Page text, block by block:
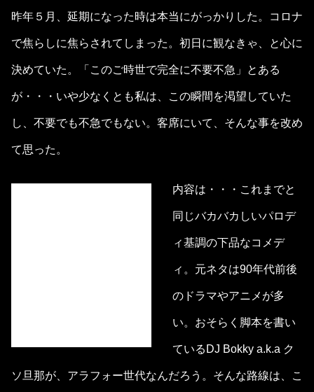
昨年５月、延期になった時は本当にがっかりした。コロナ
で焦らしに焦らされてしまった。初日に観なきゃ、と心に
決めていた。「このご時世で完全に不要不急」とある
が・・・いや少なくとも私は、この瞬間を渇望していた
し、不要でも不急でもない。客席にいて、そんな事を改め
て思った。
内容は・・・これまでと
同じバカバカしいパロデ
ィ基調の下品なコメデ
ィ。元ネタは90年代前後
のドラマやアニメが多
い。おそらく脚本を書い
ているDJ Bokky a.k.a ク
ソ旦那が、アラフォー世代なんだろう。そんな路線は、こ